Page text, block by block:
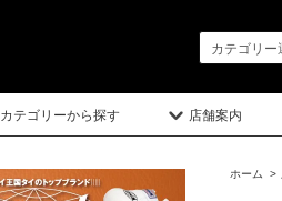
カテゴリーから探す 店舗案内
ホーム >